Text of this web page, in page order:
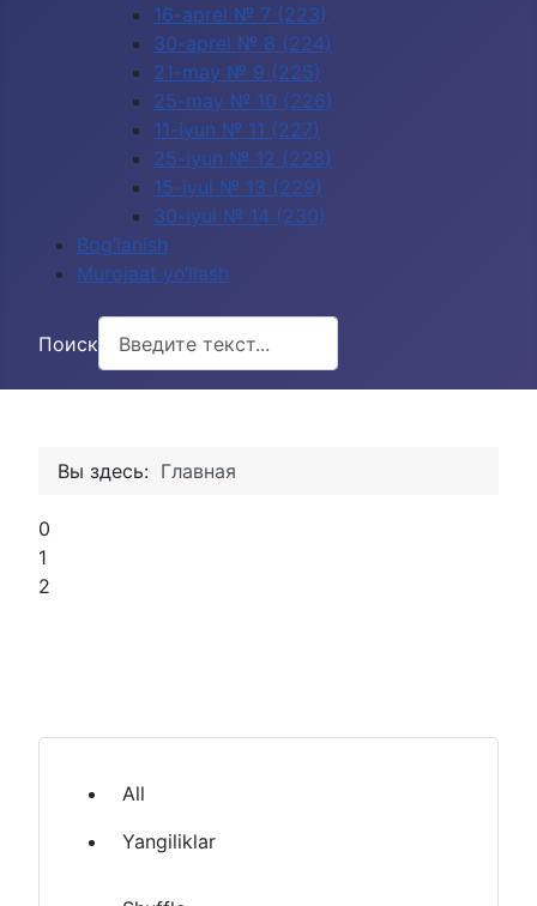
16-aprel № 7 (223)
30-aprel № 8 (224)
21-may № 9 (225)
25-may № 10 (226)
11-iyun № 11 (227)
25-iyun № 12 (228)
15-iyul № 13 (229)
30-iyul № 14 (230)
Bog‘lanish
Murojaat yo‘llash
Поиск
Вы здесь: Главная
0
1
2
All
Yangiliklar